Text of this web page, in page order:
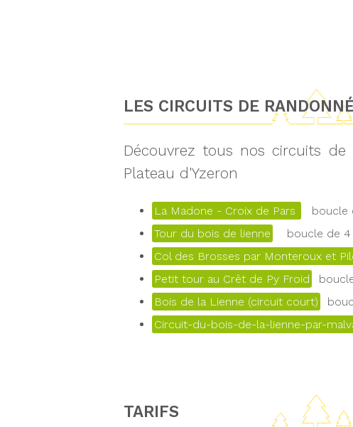
LES CIRCUITS DE
Découvrez tous nos circuits
Plateau d'Yzeron
La Madone - Croix de Pars
boucle
Tour du bois de lienne
boucle de 4
Col des Brosses par Monteroux et
Petit tour au Crêt de Py Froid
Bois de la Lienne (circuit court)
Circuit-du-bois-de-la-lienne-par-
TARIFS